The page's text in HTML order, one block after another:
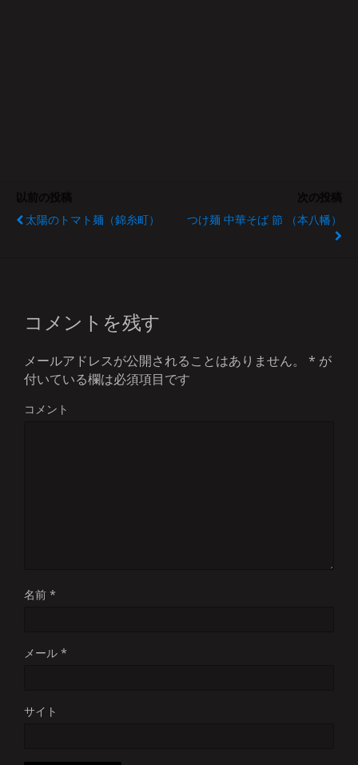
太陽のトマト麺（錦糸町）
つけ麺 中華そば 節 （本八幡）
コメントを残す
メールアドレスが公開されることはありません。 * が
付いている欄は必須項目です
コメント
名前 *
メール *
サイト